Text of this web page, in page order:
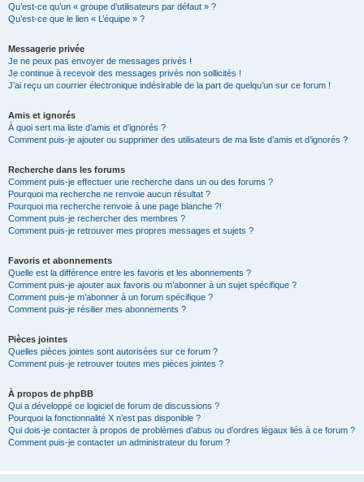
Qu’est-ce qu’un « groupe d’utilisateurs par défaut » ?
Qu’est-ce que le lien « L’équipe » ?
Messagerie privée
Je ne peux pas envoyer de messages privés !
Je continue à recevoir des messages privés non sollicités !
J’ai reçu un courrier électronique indésirable de la part de quelqu’un sur ce forum !
Amis et ignorés
À quoi sert ma liste d’amis et d’ignorés ?
Comment puis-je ajouter ou supprimer des utilisateurs de ma liste d’amis et d’ignorés ?
Recherche dans les forums
Comment puis-je effectuer une recherche dans un ou des forums ?
Pourquoi ma recherche ne renvoie aucun résultat ?
Pourquoi ma recherche renvoie à une page blanche ?!
Comment puis-je rechercher des membres ?
Comment puis-je retrouver mes propres messages et sujets ?
Favoris et abonnements
Quelle est la différence entre les favoris et les abonnements ?
Comment puis-je ajouter aux favoris ou m’abonner à un sujet spécifique ?
Comment puis-je m’abonner à un forum spécifique ?
Comment puis-je résilier mes abonnements ?
Pièces jointes
Quelles pièces jointes sont autorisées sur ce forum ?
Comment puis-je retrouver toutes mes pièces jointes ?
À propos de phpBB
Qui a développé ce logiciel de forum de discussions ?
Pourquoi la fonctionnalité X n’est pas disponible ?
Qui dois-je contacter à propos de problèmes d’abus ou d’ordres légaux liés à ce forum ?
Comment puis-je contacter un administrateur du forum ?